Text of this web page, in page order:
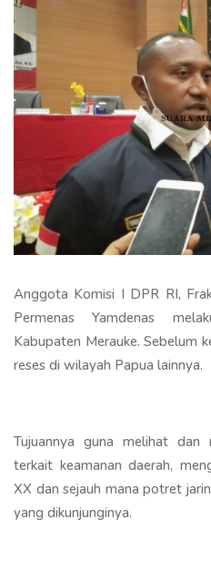
Anggota Komisi I DPR RI,
Permenas Yamdenas
Kabupaten Merauke. Sebelum
reses di wilayah Papua lainnya.
Tujuannya guna melihat dan
terkait keamanan daerah,
XX dan sejauh mana potret
yang dikunjunginya.